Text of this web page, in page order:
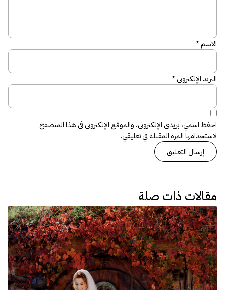
الاسم*
البريد الإلكتروني*
احفظ اسمي، بريدي الإلكتروني، والموقع الإلكتروني في هذا المتصفح
لاستخدامها المرة المقبلة في تعليقي.
مقالات ذات صلة